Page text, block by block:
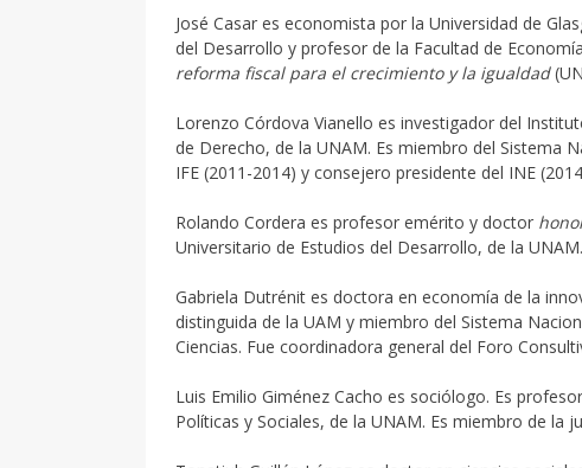
José Casar es economista por la Universidad de
del Desarrollo y profesor de la Facultad de
reforma fiscal para el crecimiento y la igualdad
Lorenzo Córdova Vianello es investigador del
de Derecho, de la UNAM. Es miembro del Sistema
IFE (2011-2014) y consejero presidente del INE
Rolando Cordera es profesor emérito y doctor
Universitario de Estudios del Desarrollo, de la UNAM.
Gabriela Dutrénit es doctora en economía de la
distinguida de la UAM y miembro del Sistema
Ciencias. Fue coordinadora general del Foro
Luis Emilio Giménez Cacho es sociólogo. Es
Políticas y Sociales, de la UNAM. Es miembro de la